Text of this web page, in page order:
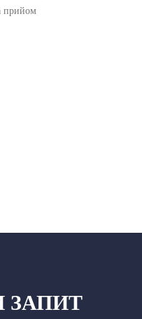
прийом
ЗАПИТ